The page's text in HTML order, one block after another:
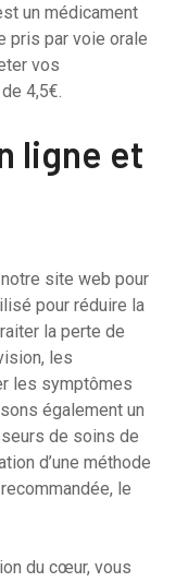
un médicament
pris par voie orale
vos
4,5€.
ligne et
site web pour
pour réduire la
la perte de
les
les symptômes
également un
de soins de
d’une méthode
le
du cœur, vous